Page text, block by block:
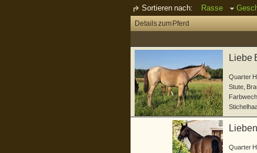
Sortieren nach: Rasse
Details zum Pferd
Liebe
Quarter
Stute
Quarter